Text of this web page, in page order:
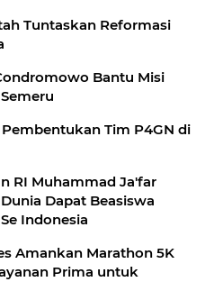
Tuntaskan Reformasi
Bantu Misi
Tim P4GN di
RI Muhammad Ja'far
Dapat Beasiswa
Indonesia
Amankan Marathon 5K
Prima untuk